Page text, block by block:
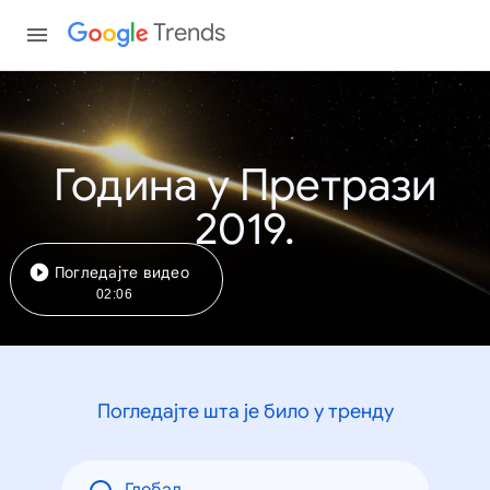
Trends
Година у Претрази
2019.
Погледајте видео
02:06
Погледајте шта је било у тренду